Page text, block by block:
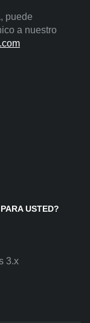
puede
a nuestro
USTED?
3.x